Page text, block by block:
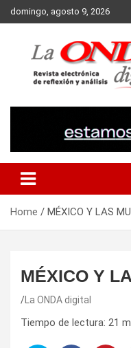
Skip
to
domingo, agosto 9, 2026
Home MÉXICO Y LAS
MÉXICO Y
La ONDA digital
Tiempo de lectura: 21